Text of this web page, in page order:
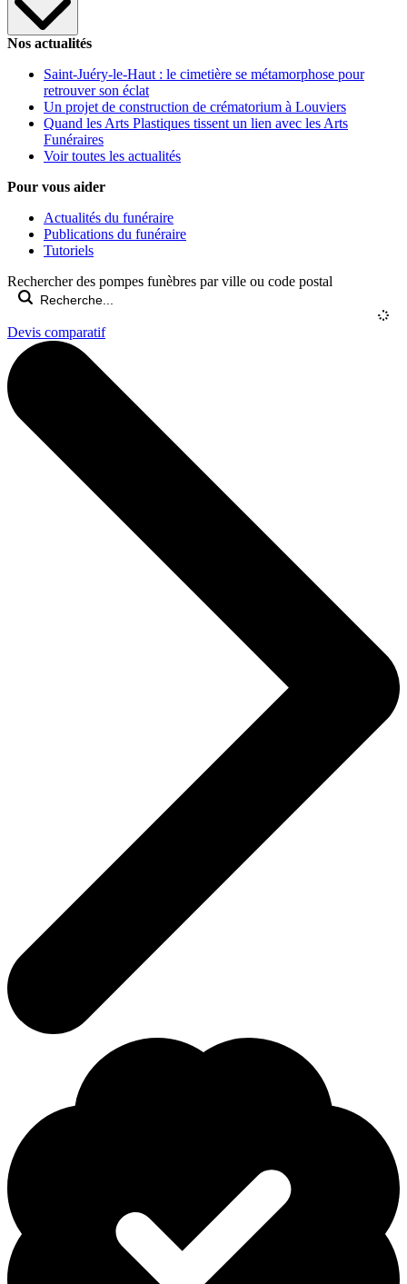
Nos actualités
Saint-Juéry-le-Haut : le cimetière se métamorphose pour
retrouver son éclat
Un projet de construction de crématorium à Louviers
Quand les Arts Plastiques tissent un lien avec les Arts
Funéraires
Voir toutes les actualités
Pour vous aider
Actualités du funéraire
Publications du funéraire
Tutoriels
Rechercher des pompes funèbres par ville ou code postal
Devis comparatif